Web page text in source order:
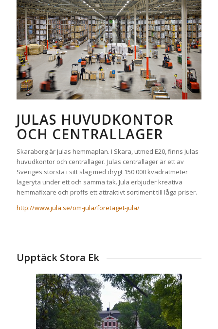
JULAS HUVUDKONTOR
OCH CENTRALLAGER
Skaraborg är Julas hemmaplan. I Skara, utmed E20, finns Julas
huvudkontor och centrallager. Julas centrallager är ett av
Sveriges största i sitt slag med drygt 150 000 kvadratmeter
lageryta under ett och samma tak. Jula erbjuder kreativa
hemmafixare och proffs ett attraktivt sortiment till låga priser.
http://www.jula.se/om-jula/foretaget-jula/
Upptäck Stora Ek